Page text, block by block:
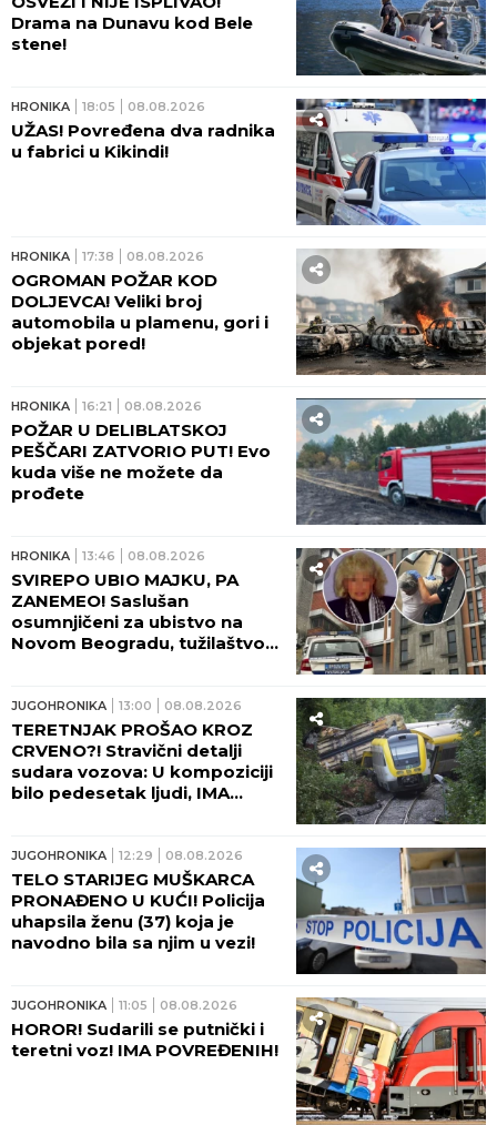
Drama na Dunavu kod Bele
stene!
HRONIKA 18:05 08.08.2026
UŽAS! Povređena dva radnika
u fabrici u Kikindi!
HRONIKA 17:38 08.08.2026
OGROMAN POŽAR KOD
DOLJEVCA! Veliki broj
automobila u plamenu, gori i
objekat pored!
HRONIKA 16:21 08.08.2026
POŽAR U DELIBLATSKOJ
PEŠČARI ZATVORIO PUT! Evo
kuda više ne možete da
prođete
HRONIKA 13:46 08.08.2026
SVIREPO UBIO MAJKU, PA
ZANEMEO! Saslušan
osumnjičeni za ubistvo na
Novom Beogradu, tužilaštvo
JUGOHRONIKA 13:00 08.08.2026
TERETNJAK PROŠAO KROZ
CRVENO?! Stravični detalji
sudara vozova: U kompoziciji
bilo pedesetak ljudi, IMA
JUGOHRONIKA 12:29 08.08.2026
TELO STARIJEG MUŠKARCA
PRONAĐENO U KUĆI! Policija
uhapsila ženu (37) koja je
navodno bila sa njim u vezi!
JUGOHRONIKA 11:05 08.08.2026
HOROR! Sudarili se putnički i
teretni voz! IMA POVREĐENIH!